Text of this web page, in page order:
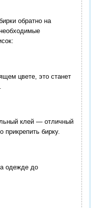
обратно на
цвете, это станет
клей — отличный
прикрепить бирку.
одежде до